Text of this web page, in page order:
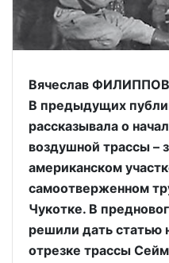
Вячеслав ФИЛИППОВ
В предыдущих
рассказывала о
воздушной трассы –
американском
самоотверженном
Чукотке. В
решили дать
отрезке трассы